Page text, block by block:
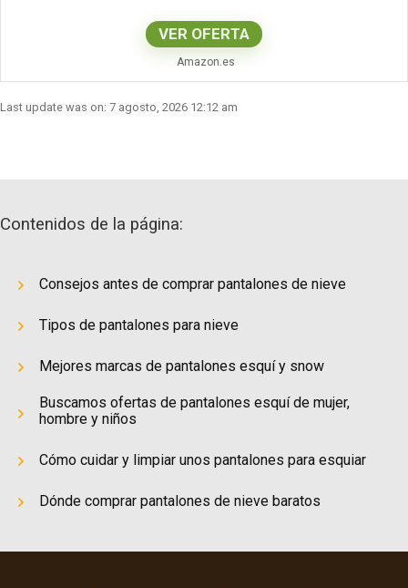
VER OFERTA
Amazon.es
Last update was on: 7 agosto, 2026 12:12 am
Contenidos de la página:
Consejos antes de comprar pantalones de nieve
Tipos de pantalones para nieve
Mejores marcas de pantalones esquí y snow
Buscamos ofertas de pantalones esquí de mujer,
hombre y niños
Cómo cuidar y limpiar unos pantalones para esquiar
Dónde comprar pantalones de nieve baratos